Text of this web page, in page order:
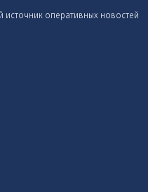
оперативных новостей